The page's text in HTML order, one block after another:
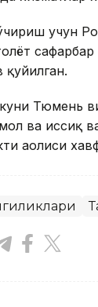
учун
қуйилган.
Тюмень
ва иссиқ
аҳолиси